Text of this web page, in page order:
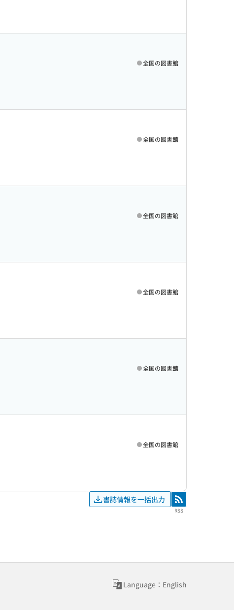
全国の図書館
全国の図書館
全国の図書館
全国の図書館
全国の図書館
全国の図書館
書誌情報を一括出力 RSS
RSS
Language：English